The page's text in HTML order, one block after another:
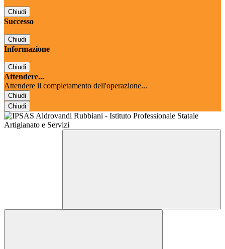
Chiudi
Successo
Chiudi
Informazione
Chiudi
Attendere...
Attendere il completamento dell'operazione...
Chiudi
Chiudi